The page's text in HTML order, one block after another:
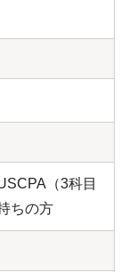
（3科目
ちの方